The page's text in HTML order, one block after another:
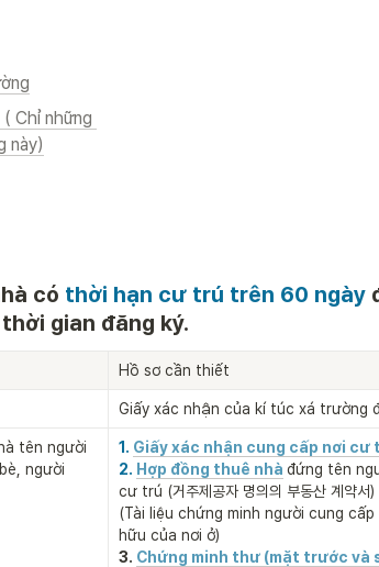
Chỉ những
này)
có thời hạn cư trú trên 60 ngày
gian đăng ký.
Hồ sơ cần thiết
Giấy xác nhận của kí túc xá trường
tên người
người
1. Giấy xác nhận cung cấp nơi cư
2. Hợp đồng thuê nhà đứng tên
cư trú (거주제공자 명의의 부동산 계약서)
(Tài liệu chứng minh người cung
hữu của nơi ở)
3. Chứng minh thư (mặt trước và